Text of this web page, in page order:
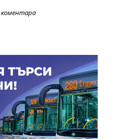
коментара